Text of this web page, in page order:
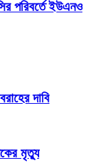
পরিবর্তে ইউএনও
দাবি
মৃত্যু